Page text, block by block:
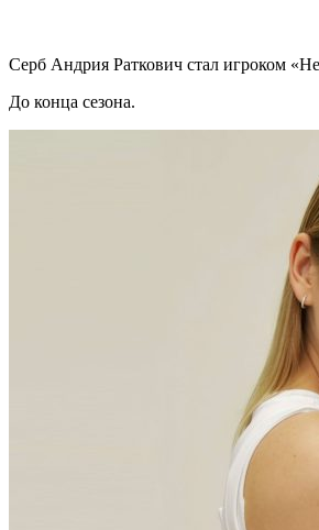
Серб Андрия Раткович стал игроком
До конца сезона.